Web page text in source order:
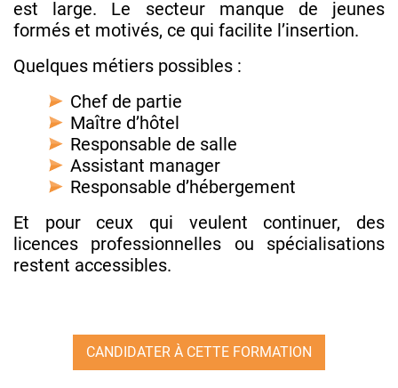
est large. Le secteur manque de jeunes
formés et motivés, ce qui facilite l’insertion.
Quelques métiers possibles :
Chef de partie
Maître d’hôtel
Responsable de salle
Assistant manager
Responsable d’hébergement
Et pour ceux qui veulent continuer, des
licences professionnelles ou spécialisations
restent accessibles.
CANDIDATER À CETTE FORMATION